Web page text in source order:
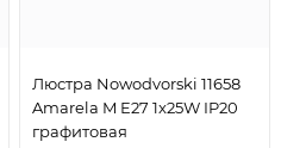
Люстра Nowodvorski 11658
Amarela M E27 1x25W IP20
графитовая